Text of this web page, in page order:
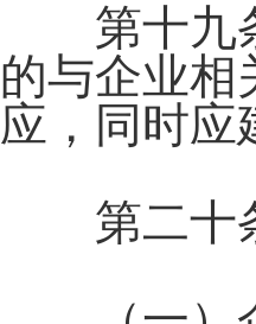
第十九条
的与企业相
应，同时应
第二十条